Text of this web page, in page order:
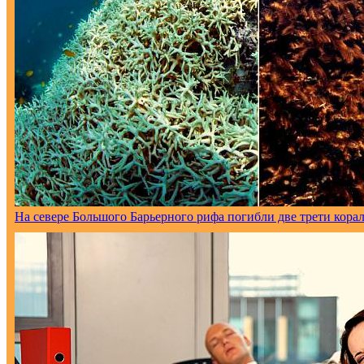
На севере Большого Барьерного рифа погибли две трети